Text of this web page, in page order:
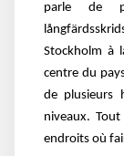
parle de
Stockholm à
centre du
de plusieurs
niveaux.
endroits où